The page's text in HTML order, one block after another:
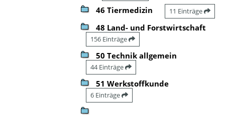
46 Tiermedizin 11 Einträge
48 Land- und Forstwirtschaft
156 Einträge
50 Technik allgemein
44 Einträge
51 Werkstoffkunde
6 Einträge